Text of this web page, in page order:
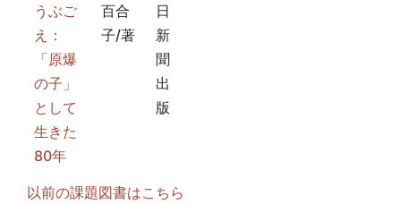
うぶご
え：
「原爆
の子」
として
生きた
80年
百合
子/著
日
新
聞
出
版
以前の課題図書はこちら